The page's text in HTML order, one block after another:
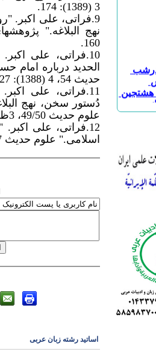
هشتجین
چناری
اصغری
محمود انوار
زاده
3 (1389): 174.
9.فراتی، علی اکبر.
160.
10.فراتی، علی
الحدید درباره امام
حدیث 54، 4 (1388): 227.
11.فراتی، علی
دُستور سخن، نهج
علوم حدیث 49/50، 3ظ4 (1387): 422.
12.فراتی، علی
اسلامی." علوم حدیث 47، 1 (1387): 210.
اساتید رشته زبان عربی